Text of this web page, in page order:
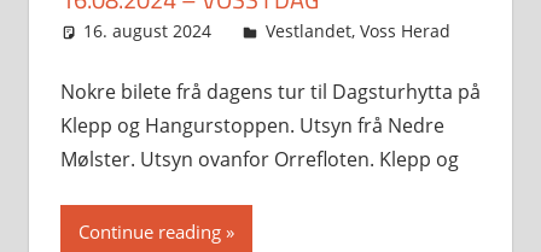
16. august 2024 Svein
Vestlandet, Voss Herad
Nokre bilete frå dagens tur til Dagsturhytta på
Klepp og Hangurstoppen. Utsyn frå Nedre
Mølster. Utsyn ovanfor Orrefloten. Klepp og
Continue reading